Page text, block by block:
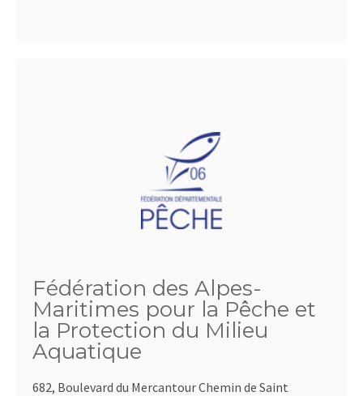
Fédération des Alpes-
Maritimes pour la Pêche et
la Protection du Milieu
Aquatique
682, Boulevard du Mercantour Chemin de Saint